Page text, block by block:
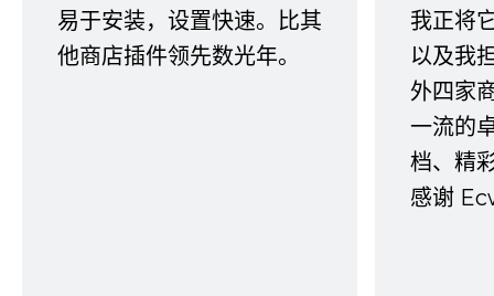
易于安装，设置快速。比其
他商店插件领先数光年。
我正将
以及我
外四家
一流的
档、精
感谢